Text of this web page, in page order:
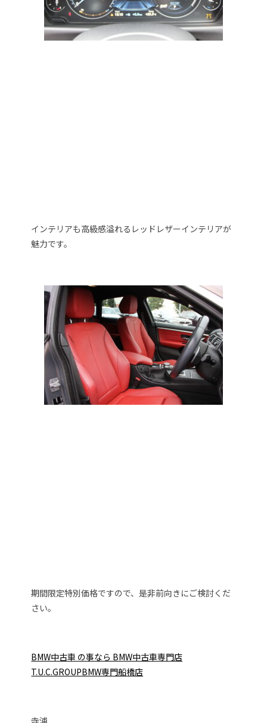
インテリアも高級感溢れるレッドレザーインテリアが
魅力です。
期間限定特別価格ですので、是非前向きにご検討くだ
さい。
BMW中古車 の事なら BMW中古車専門店
T.U.C.GROUPBMW専門船橋店
寺浦